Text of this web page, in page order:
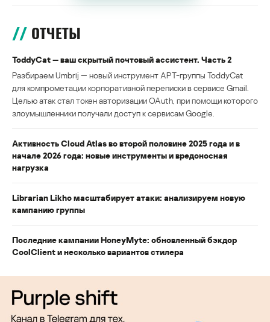
ОТЧЕТЫ
ToddyCat — ваш скрытый почтовый ассистент. Часть 2
Разбираем Umbrij — новый инструмент APT-группы ToddyCat
для компрометации корпоративной переписки в сервисе Gmail.
Целью атак стал токен авторизации OAuth, при помощи которого
злоумышленники получали доступ к сервисам Google.
Активность Cloud Atlas во второй половине 2025 года и в
начале 2026 года: новые инструменты и вредоносная
нагрузка
Librarian Likho масштабирует атаки: анализируем новую
кампанию группы
Последние кампании HoneyMyte: обновленный бэкдор
CoolClient и несколько вариантов стилера